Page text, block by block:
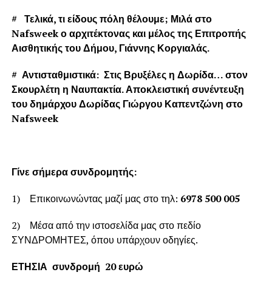
# Τελικά, τι είδους πόλη θέλουμε; Μιλά στο
Nafsweek ο αρχιτέκτονας και μέλος της Επιτροπής
Αισθητικής του Δήμου, Γιάννης Κοργιαλάς.
# Αντισταθμιστικά: Στις Βρυξέλες η Δωρίδα… στον
Σκουρλέτη η Ναυπακτία. Αποκλειστική συνέντευξη
του δημάρχου Δωρίδας Γιώργου Καπεντζώνη στο
Nafsweek
Γίνε σήμερα συνδρομητής:
1) Επικοινωνώντας μαζί μας στο τηλ: 6978 500 005
2) Μέσα από την ιστοσελίδα μας στο πεδίο
ΣΥΝΔΡΟΜΗΤΕΣ, όπου υπάρχουν οδηγίες.
ΕΤΗΣΙΑ συνδρομή 20 ευρώ